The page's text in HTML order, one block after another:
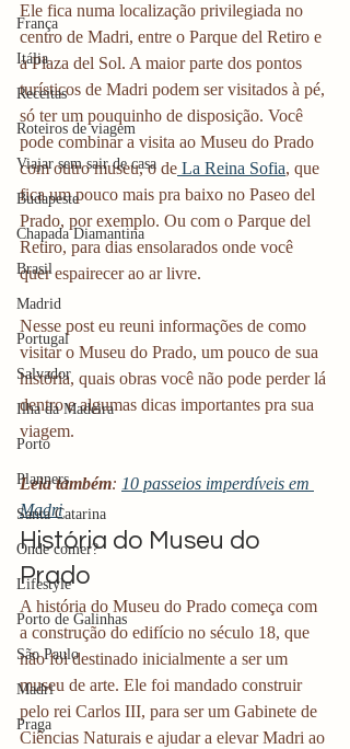
França
Itália
Receitas
Roteiros de viagem
Viajar sem sair de casa
Budapeste
Chapada Diamantina
Brasil
Madrid
Portugal
Salvador
Ilha da Madeira
Porto
Planners
Santa Catarina
Onde comer?
Lifestyle
Porto de Galinhas
São Paulo
Madri
Praga
Ele fica numa localização privilegiada no
centro de Madri, entre o Parque del Retiro e
a Plaza del Sol. A maior parte dos pontos
turísticos de Madri podem ser visitados à pé,
só ter um pouquinho de disposição. Você
pode combinar a visita ao Museu do Prado
com outro museu, o de La Reina Sofia, que
fica um pouco mais pra baixo no Paseo del
Prado, por exemplo. Ou com o Parque del
Retiro, para dias ensolarados onde você
quer espairecer ao ar livre.
Nesse post eu reuni informações de como
visitar o Museu do Prado, um pouco de sua
história, quais obras você não pode perder lá
dentro e algumas dicas importantes pra sua
viagem.
Leia também: 10 passeios imperdíveis em
Madri
História do Museu do
Prado
A história do Museu do Prado começa com
a construção do edifício no século 18, que
não foi destinado inicialmente a ser um
museu de arte. Ele foi mandado construir
pelo rei Carlos III, para ser um Gabinete de
Ciências Naturais e ajudar a elevar Madri ao